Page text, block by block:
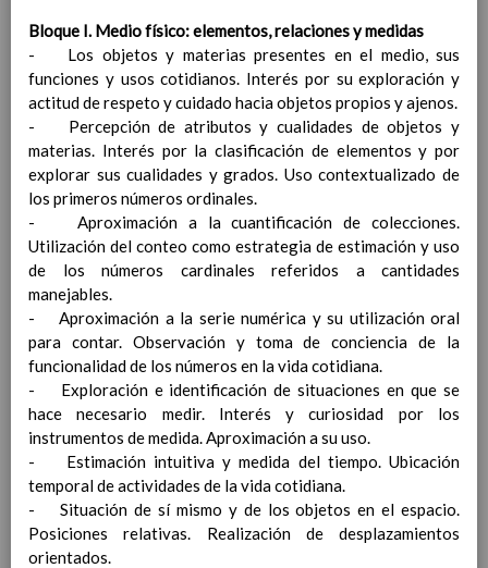
complementarias
Ãšltima actualizaciÃ³n
13 / Sep / 2019
Criterios para la elaboraciÃ³n de las
Programaciones DidÃ¡cticas y las Propuestas
PedagÃ³gicas
La evaluaciÃ³n del alumnado
Aspectos generales de la evaluaciÃ³n.
CarÃ¡cter de la misma
Criterios, procedimientos e instrumentos
para la realizaciÃ³n de la evaluaciÃ³n inicial
Procedimiento por el que se harÃ¡n
comunes y los propios de cada Ã¡rea
Instrumentos para facilitar la observaciÃ³n
continuada de la evoluciÃ³n del proceso de
aprendizaje
Referentes de la evaluaciÃ³n
Criterios de calificaciÃ³n de las Ã¡reas y de
las competencias clave
ParticipaciÃ³n de las familias en la
evaluaciÃ³n
Las evaluaciones externas
Bloque I. Medio físico: elementos, relaciones y medidas
- Los objetos y materias presentes en el medio, sus
funciones y usos cotidianos. Interés por su exploración y
actitud de respeto y cuidado hacia objetos propios y ajenos.
- Percepción de atributos y cualidades de objetos y
materias. Interés por la clasificación de elementos y por
explorar sus cualidades y grados. Uso contextualizado de
los primeros números ordinales.
- Aproximación a la cuantificación de colecciones.
Utilización del conteo como estrategia de estimación y uso
de los números cardinales referidos a cantidades
manejables.
- Aproximación a la serie numérica y su utilización oral
para contar. Observación y toma de conciencia de la
funcionalidad de los números en la vida cotidiana.
- Exploración e identificación de situaciones en que se
hace necesario medir. Interés y curiosidad por los
instrumentos de medida. Aproximación a su uso.
- Estimación intuitiva y medida del tiempo. Ubicación
temporal de actividades de la vida cotidiana.
- Situación de sí mismo y de los objetos en el espacio.
Posiciones relativas. Realización de desplazamientos
orientados.